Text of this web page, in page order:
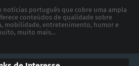
notícias português que cobre uma ampla
conteúdos de qualidade sobre
mobilidade, entretenimento, humor e
muito mais...